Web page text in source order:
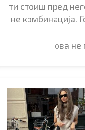
ти стоиш пред
не комбинација.
ова